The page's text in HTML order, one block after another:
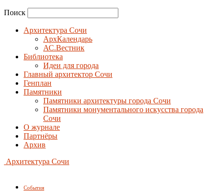
Поиск
Архитектура Сочи
АрхКалендарь
АС.Вестник
Библиотека
Идеи для города
Главный архитектор Сочи
Генплан
Памятники
Памятники архитектуры города Сочи
Памятники монументального искусства города
Сочи
О журнале
Партнёры
Архив
Архитектура Сочи
События